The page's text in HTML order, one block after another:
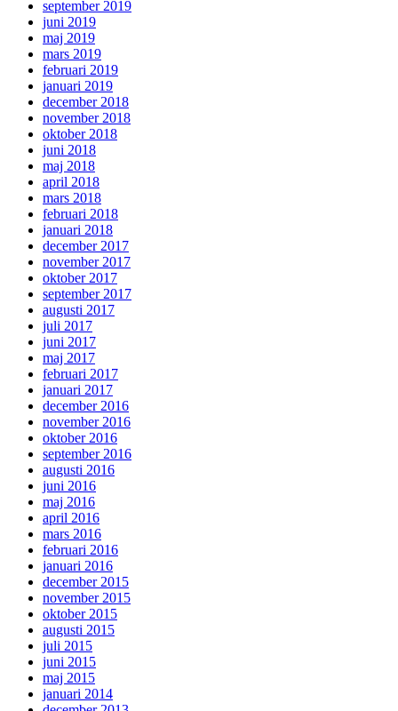
september 2019
juni 2019
maj 2019
mars 2019
februari 2019
januari 2019
december 2018
november 2018
oktober 2018
juni 2018
maj 2018
april 2018
mars 2018
februari 2018
januari 2018
december 2017
november 2017
oktober 2017
september 2017
augusti 2017
juli 2017
juni 2017
maj 2017
februari 2017
januari 2017
december 2016
november 2016
oktober 2016
september 2016
augusti 2016
juni 2016
maj 2016
april 2016
mars 2016
februari 2016
januari 2016
december 2015
november 2015
oktober 2015
augusti 2015
juli 2015
juni 2015
maj 2015
januari 2014